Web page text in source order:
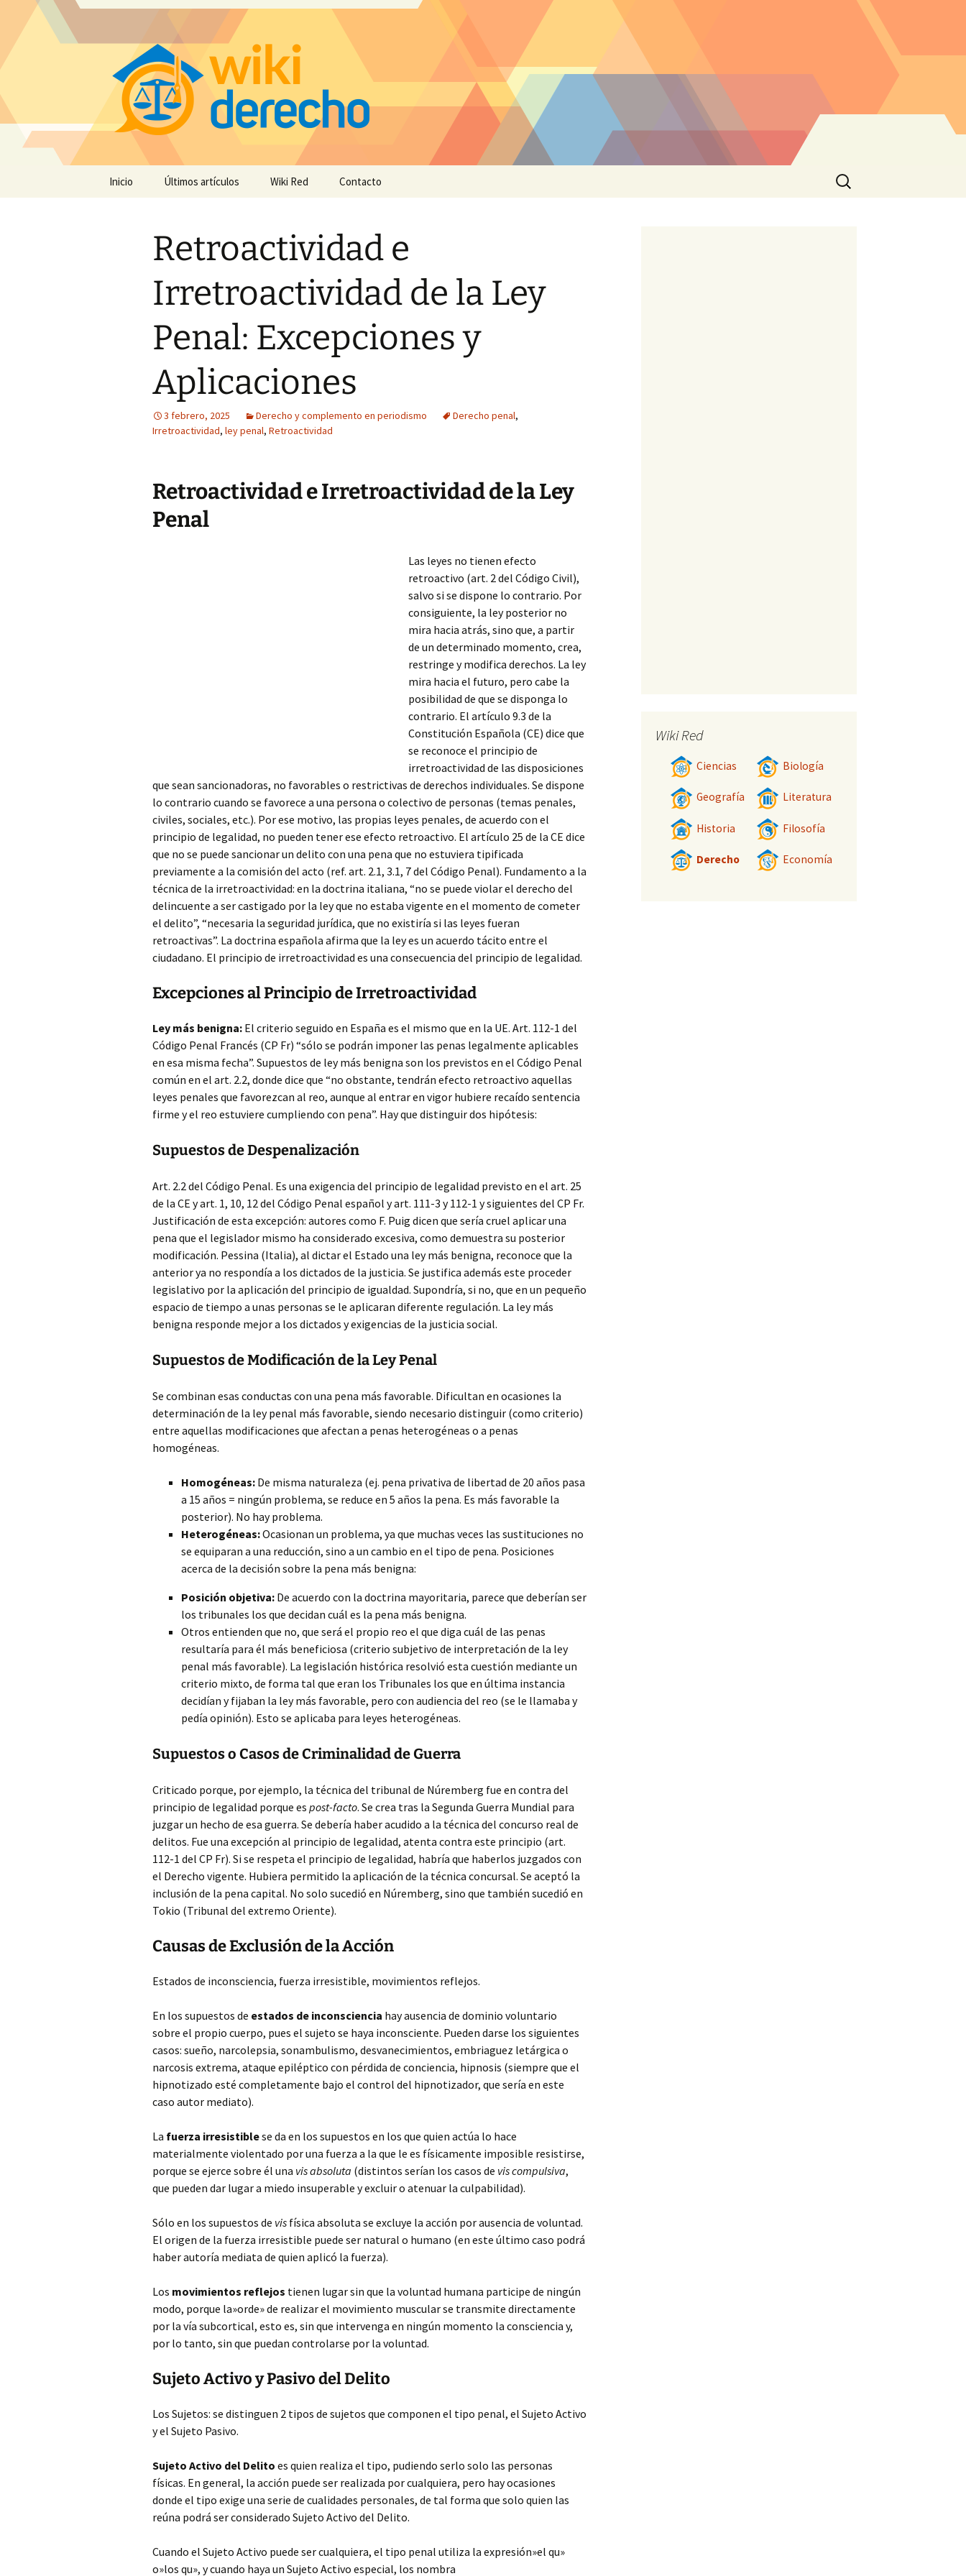
Inicio Últimos artículos Wiki Red Contacto
Buscar:
Retroactividad e
Irretroactividad de la Ley
Penal: Excepciones y
Aplicaciones
3 febrero, 2025 Derecho y complemento en periodismo Derecho penal,
Irretroactividad, ley penal, Retroactividad
Retroactividad e Irretroactividad de la Ley
Penal
Las leyes no tienen efecto
retroactivo (art. 2 del Código Civil),
salvo si se dispone lo contrario. Por
consiguiente, la ley posterior no
mira hacia atrás, sino que, a partir
de un determinado momento, crea,
restringe y modifica derechos. La ley
mira hacia el futuro, pero cabe la
posibilidad de que se disponga lo
contrario. El artículo 9.3 de la
Constitución Española (CE) dice que
se reconoce el principio de
irretroactividad de las disposiciones
que sean sancionadoras, no favorables o restrictivas de derechos individuales. Se dispone
lo contrario cuando se favorece a una persona o colectivo de personas (temas penales,
civiles, sociales, etc.). Por ese motivo, las propias leyes penales, de acuerdo con el
principio de legalidad, no pueden tener ese efecto retroactivo. El artículo 25 de la CE dice
que no se puede sancionar un delito con una pena que no estuviera tipificada
previamente a la comisión del acto (ref. art. 2.1, 3.1, 7 del Código Penal). Fundamento a la
técnica de la irretroactividad: en la doctrina italiana, “no se puede violar el derecho del
delincuente a ser castigado por la ley que no estaba vigente en el momento de cometer
el delito”, “necesaria la seguridad jurídica, que no existiría si las leyes fueran
retroactivas”. La doctrina española afirma que la ley es un acuerdo tácito entre el
ciudadano. El principio de irretroactividad es una consecuencia del principio de legalidad.
Excepciones al Principio de Irretroactividad
Ley más benigna: El criterio seguido en España es el mismo que en la UE. Art. 112-1 del
Código Penal Francés (CP Fr) “sólo se podrán imponer las penas legalmente aplicables
en esa misma fecha”. Supuestos de ley más benigna son los previstos en el Código Penal
común en el art. 2.2, donde dice que “no obstante, tendrán efecto retroactivo aquellas
leyes penales que favorezcan al reo, aunque al entrar en vigor hubiere recaído sentencia
firme y el reo estuviere cumpliendo con pena”. Hay que distinguir dos hipótesis:
Supuestos de Despenalización
Art. 2.2 del Código Penal. Es una exigencia del principio de legalidad previsto en el art. 25
de la CE y art. 1, 10, 12 del Código Penal español y art. 111-3 y 112-1 y siguientes del CP Fr.
Justificación de esta excepción: autores como F. Puig dicen que sería cruel aplicar una
pena que el legislador mismo ha considerado excesiva, como demuestra su posterior
modificación. Pessina (Italia), al dictar el Estado una ley más benigna, reconoce que la
anterior ya no respondía a los dictados de la justicia. Se justifica además este proceder
legislativo por la aplicación del principio de igualdad. Supondría, si no, que en un pequeño
espacio de tiempo a unas personas se le aplicaran diferente regulación. La ley más
benigna responde mejor a los dictados y exigencias de la justicia social.
Supuestos de Modificación de la Ley Penal
Se combinan esas conductas con una pena más favorable. Dificultan en ocasiones la
determinación de la ley penal más favorable, siendo necesario distinguir (como criterio)
entre aquellas modificaciones que afectan a penas heterogéneas o a penas
homogéneas.
Homogéneas: De misma naturaleza (ej. pena privativa de libertad de 20 años pasa
a 15 años = ningún problema, se reduce en 5 años la pena. Es más favorable la
posterior). No hay problema.
Heterogéneas:Ocasionan un problema, ya que muchas veces las sustituciones no
se equiparan a una reducción, sino a un cambio en el tipo de pena. Posiciones
acerca de la decisión sobre la pena más benigna:
Posición objetiva: De acuerdo con la doctrina mayoritaria, parece que deberían ser
los tribunales los que decidan cuál es la pena más benigna.
Otros entienden que no, que será el propio reo el que diga cuál de las penas
resultaría para él más beneficiosa (criterio subjetivo de interpretación de la ley
penal más favorable). La legislación histórica resolvió esta cuestión mediante un
criterio mixto, de forma tal que eran los Tribunales los que en última instancia
decidían y fijaban la ley más favorable, pero con audiencia del reo (se le llamaba y
pedía opinión). Esto se aplicaba para leyes heterogéneas.
Supuestos o Casos de Criminalidad de Guerra
Criticado porque, por ejemplo, la técnica del tribunal de Núremberg fue en contra del
principio de legalidad porque es post-facto. Se crea tras la Segunda Guerra Mundial para
juzgar un hecho de esa guerra. Se debería haber acudido a la técnica del concurso real de
delitos. Fue una excepción al principio de legalidad, atenta contra este principio (art.
112-1 del CP Fr). Si se respeta el principio de legalidad, habría que haberlos juzgados con
el Derecho vigente. Hubiera permitido la aplicación de la técnica concursal. Se aceptó la
inclusión de la pena capital. No solo sucedió en Núremberg, sino que también sucedió en
Tokio (Tribunal del extremo Oriente).
Causas de Exclusión de la Acción
Estados de inconsciencia, fuerza irresistible, movimientos reflejos.
En los supuestos de estados de inconsciencia hay ausencia de dominio voluntario
sobre el propio cuerpo, pues el sujeto se haya inconsciente. Pueden darse los siguientes
casos: sueño, narcolepsia, sonambulismo, desvanecimientos, embriaguez letárgica o
narcosis extrema, ataque epiléptico con pérdida de conciencia, hipnosis (siempre que el
hipnotizado esté completamente bajo el control del hipnotizador, que sería en este
caso autor mediato).
La fuerza irresistiblese da en los supuestos en los que quien actúa lo hace
materialmente violentado por una fuerza a la que le es físicamente imposible resistirse,
porque se ejerce sobre él una vis absoluta (distintos serían los casos de vis compulsiva,
que pueden dar lugar a miedo insuperable y excluir o atenuar la culpabilidad).
Sólo en los supuestos de vis física absoluta se excluye la acción por ausencia de voluntad.
El origen de la fuerza irresistible puede ser natural o humano (en este último caso podrá
haber autoría mediata de quien aplicó la fuerza).
Los movimientos reflejos tienen lugar sin que la voluntad humana participe de ningún
modo, porque la»orde» de realizar el movimiento muscular se transmite directamente
por la vía subcortical, esto es, sin que intervenga en ningún momento la consciencia y,
por lo tanto, sin que puedan controlarse por la voluntad.
Sujeto Activo y Pasivo del Delito
Los Sujetos: se distinguen 2 tipos de sujetos que componen el tipo penal, el Sujeto Activo
y el Sujeto Pasivo.
Sujeto Activo del Delito es quien realiza el tipo, pudiendo serlo solo las personas
físicas. En general, la acción puede ser realizada por cualquiera, pero hay ocasiones
donde el tipo exige una serie de cualidades personales, de tal forma que solo quien las
reúna podrá ser considerado Sujeto Activo del Delito.
Cuando el Sujeto Activo puede ser cualquiera, el tipo penal utiliza la expresión»el qu»
o»los qu», y cuando haya un Sujeto Activo especial, los nombra
Wiki Red
Ciencias Biología
Geografía Literatura
Historia Filosofía
Derecho Economía